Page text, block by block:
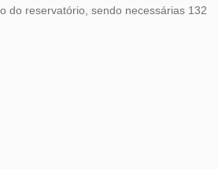
do reservatório, sendo necessárias 132